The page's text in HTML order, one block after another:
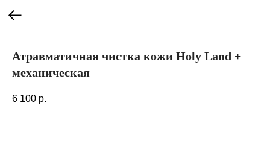
Атравматичная чистка кожи Holy Land +
механическая
6 100 р.